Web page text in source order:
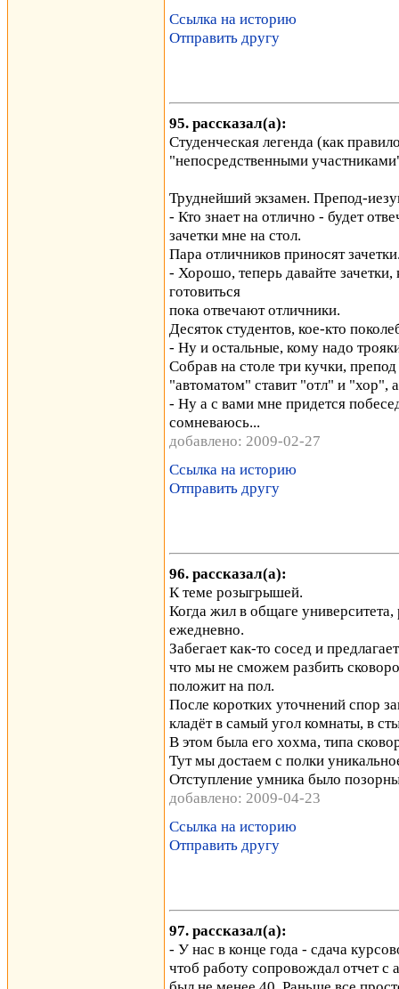
Ссылка на историю
Отправить другу
95. рассказал(а):
Студенческая легенда (как
"непосредственными
Труднейший экзамен. Препод-
- Кто знает на отлично - будет
зачетки мне на стол.
Пара отличников приносят
- Хорошо, теперь давайте зачетки,
готовиться
пока отвечают отличники.
Десяток студентов, кое-кто
- Ну и остальные, кому надо
Собрав на столе три кучки,
"автоматом" ставит "отл" и "хор",
- Ну а с вами мне придется
сомневаюсь...
добавлено: 2009-02-27
Ссылка на историю
Отправить другу
96. рассказал(а):
К теме розыгрышей.
Когда жил в общаге
ежедневно.
Забегает как-то сосед и
что мы не сможем разбить
положит на пол.
После коротких уточнений спор
кладёт в самый угол комнаты, в
В этом была его хохма, типа
Тут мы достаем с полки
Отступление умника было
добавлено: 2009-04-23
Ссылка на историю
Отправить другу
97. рассказал(а):
- У нас в конце года - сдача
чтоб работу сопровождал отчет с